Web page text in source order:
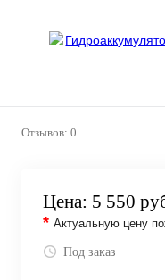
Отзывов: 0
Цена: 5 550
* Актуальную цену
Под заказ